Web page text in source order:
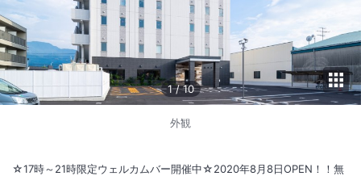
1 /10
外観
☆17時～21時限定ウェルカムバー開催中☆2020年8月8日OPEN！！無